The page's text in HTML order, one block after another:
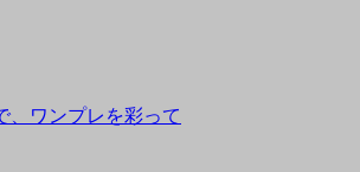
、ワンプレを彩って